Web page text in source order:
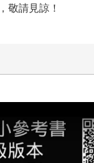
敬請見諒！